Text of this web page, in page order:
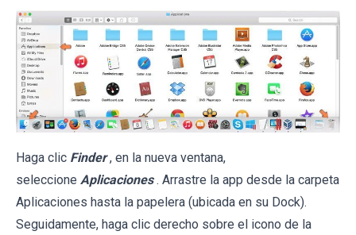
Haga clic Finder , en la nueva ventana,
seleccione Aplicaciones . Arrastre la app desde la carpeta
Aplicaciones hasta la papelera (ubicada en su Dock).
Seguidamente, haga clic derecho sobre el icono de la